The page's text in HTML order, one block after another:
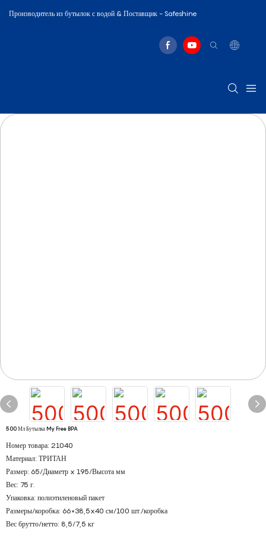
Производитель из бутылок с водой & Поставщик - Safeshine
500 Мл Бутылка My Free BPA
Номер товара: 21040
Материал: ТРИТАН
Размер: 65/Диаметр x 195/Высота мм
Вес: 75 г.
Упаковка: полиэтиленовый пакет
Размеры/коробка: 66×38,5x40 см/100 шт./коробка
Вес брутто/нетто: 8,5/7,5 кг